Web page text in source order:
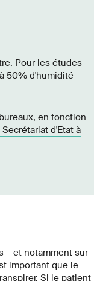
Pour les études
50% d'humidité
en fonction
d'Etat à
– et notamment sur
important que le
Si le patient